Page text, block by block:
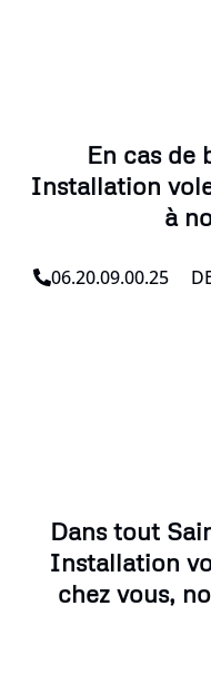
En cas de
Installation
à
06.20.09.00.25
Dans tout
Installation
chez vous,